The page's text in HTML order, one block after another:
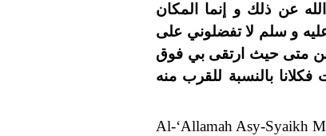
عن ذلك و إنما المكان
و سلم لا تفضلوني على
بن متى حيث ارتقى بي فوق
بالنسبة للقرب منه
Al-‘Allamah Asy-Syaikh